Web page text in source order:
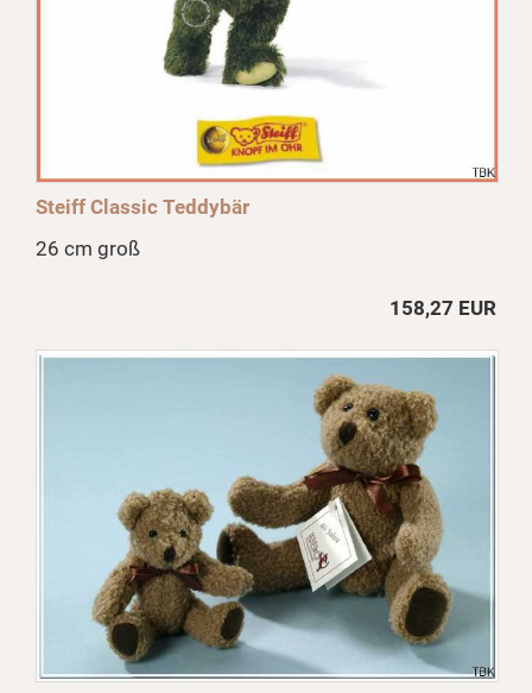
Steiff Classic Teddybär
26 cm groß
158,27 EUR